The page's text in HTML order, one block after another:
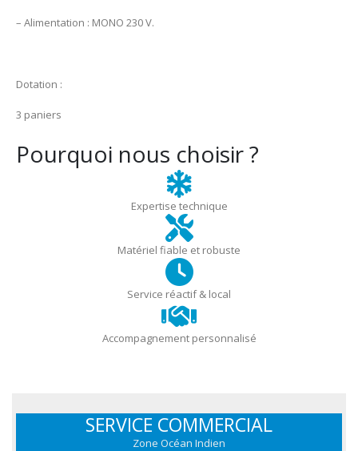
– Alimentation : MONO 230 V.
Dotation :
3 paniers
Pourquoi nous choisir ?
Expertise technique
Matériel fiable et robuste
Service réactif & local
Accompagnement personnalisé
SERVICE COMMERCIAL
Zone Océan Indien